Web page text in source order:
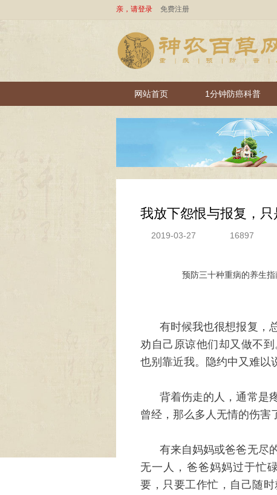
亲，请登录 免费注册
网站首页 1分钟防癌科普
我放下怨恨与报复，
2019-03-27 16897
预防三十种重病的养生
有时候我也很想报复，
劝自己原谅他们却又做不
也别靠近我。隐约中又难以
背着伤走的人，通常是
曾经，那么多人无情的伤害
有来自妈妈或爸爸无尽
无一人，爸爸妈妈过于忙
要，只要工作忙，自己随